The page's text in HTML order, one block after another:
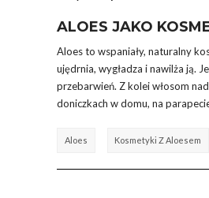
ALOES JAKO
Aloes to wspaniały, naturalny
ujędrnia, wygładza i nawilża ją.
przebarwień. Z kolei włosom
doniczkach w domu, na
Aloes Kosmetyki Z Aloesem